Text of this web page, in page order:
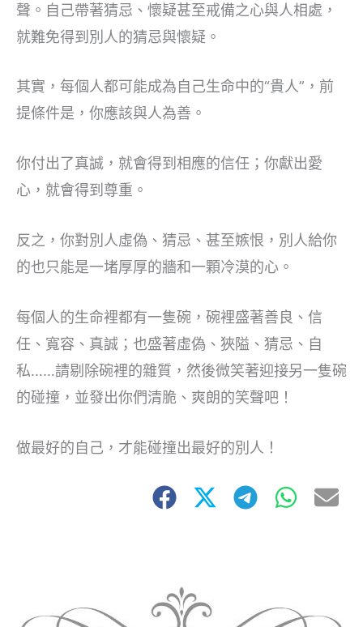
聲。自己帶著猜忌、懷疑甚至戒備之心與人相處，
就難免得到別人的猜忌與懷疑。
其實，每個人都可能成為自己生命中的“貴人”，前
提條件是，你應該與人為善。
你付出了真誠，就會得到相應的信任；你獻出愛
心，就會得到尊重。
反之，你對別人虛偽、猜忌、甚至嫉恨，別人給你
的也只能是一堵厚厚的牆和一顆冷漠的心。
每個人的生命裡都有一隻碗，碗裡盛著善良、信
任、寬容、真誠；也盛著虛偽、狹隘、猜忌、自
私……請剔除碗裡的雜質，然後微笑著迎接另一隻碗
的碰撞，並發出你們清脆、爽朗的笑聲吧！
做最好的自己，才能碰撞出最好的別人！